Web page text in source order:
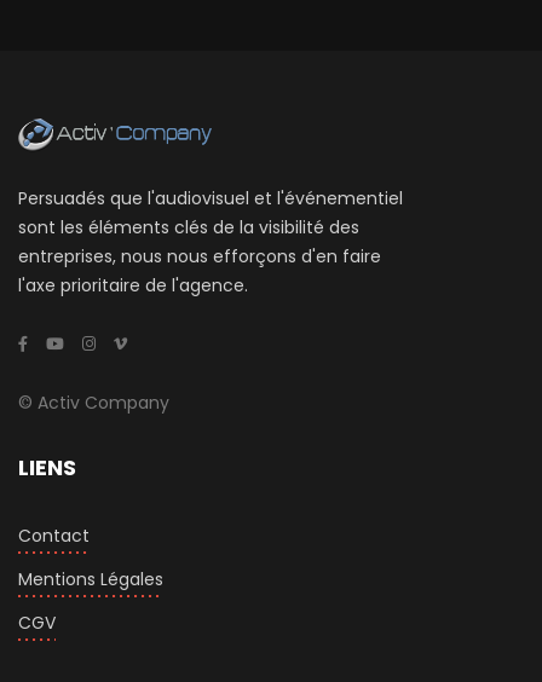
Persuadés que l'audiovisuel et l'événementiel
sont les éléments clés de la visibilité des
entreprises, nous nous efforçons d'en faire
l'axe prioritaire de l'agence.
© Activ Company
LIENS
Contact
Mentions Légales
CGV